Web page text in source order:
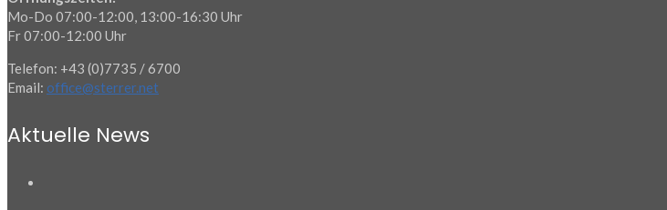
Mo-Do 07:00-12:00, 13:00-16:30 Uhr
Fr 07:00-12:00 Uhr
Telefon: +43 (0)7735 / 6700
Email: office@sterrer.net
Aktuelle News